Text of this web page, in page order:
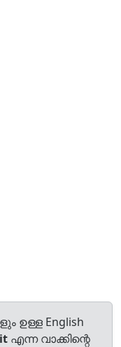
ഉള്ള English
എന്ന വാക്കിന്റെ